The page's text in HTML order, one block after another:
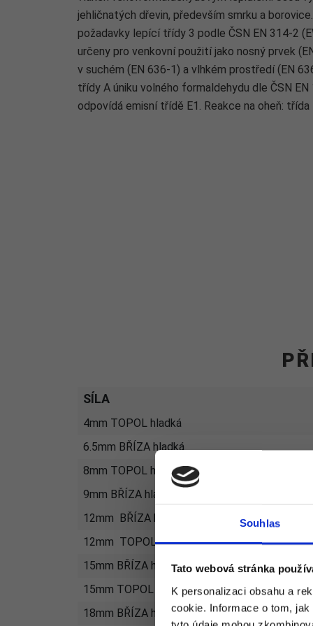
Souhlas
Tato webová stránka
K personalizaci obsahu a
cookie. Informace o tom,
jehličnatých dřevin, především smrku a
požadavky lepící třídy 3 podle ČSN EN 314-2
určeny pro venkovní použití jako nosný prvek
v suchém (EN 636-1) a vlhkém prostředí (EN
třídy A úniku volného formaldehydu dle ČSN
odpovídá emisní třídě E1. Reakce na oheň:
SÍLA
4mm TOPOL hladká
6.5mm BŘÍZA hladká
8mm TOPOL hladká
9mm BŘÍZA hladká
12mm BŘÍZA hladká
12mm TOPOL hladká
15mm BŘÍZA hladká
15mm TOPOL hladká
18mm BŘÍZA hladká